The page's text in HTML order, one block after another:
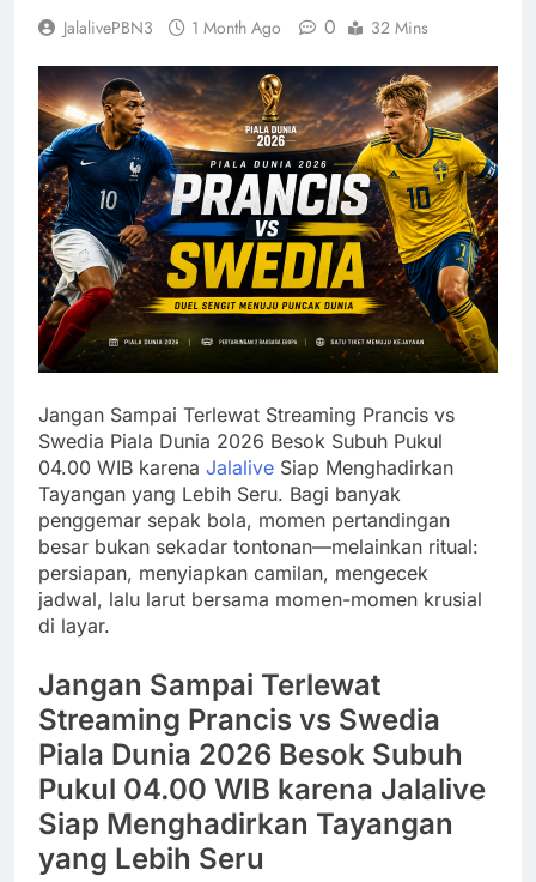
JalalivePBN3 1 Month Ago 0 32 Mins
Jangan Sampai Terlewat Streaming Prancis vs
Swedia Piala Dunia 2026 Besok Subuh Pukul
04.00 WIB karena Jalalive Siap Menghadirkan
Tayangan yang Lebih Seru. Bagi banyak
penggemar sepak bola, momen pertandingan
besar bukan sekadar tontonan—melainkan ritual:
persiapan, menyiapkan camilan, mengecek
jadwal, lalu larut bersama momen-momen krusial
di layar.
Jangan Sampai Terlewat
Streaming Prancis vs Swedia
Piala Dunia 2026 Besok Subuh
Pukul 04.00 WIB karena Jalalive
Siap Menghadirkan Tayangan
yang Lebih Seru